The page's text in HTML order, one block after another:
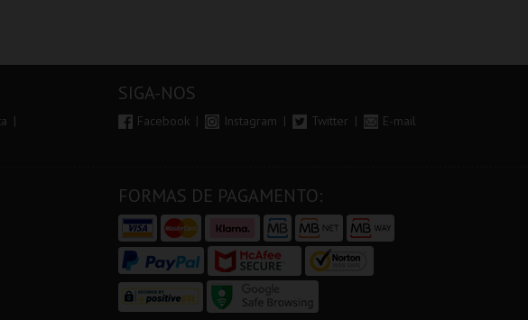
SIGA-NOS
Facebook Instagram Twitter E-mail
FORMAS DE PAGAMENTO: